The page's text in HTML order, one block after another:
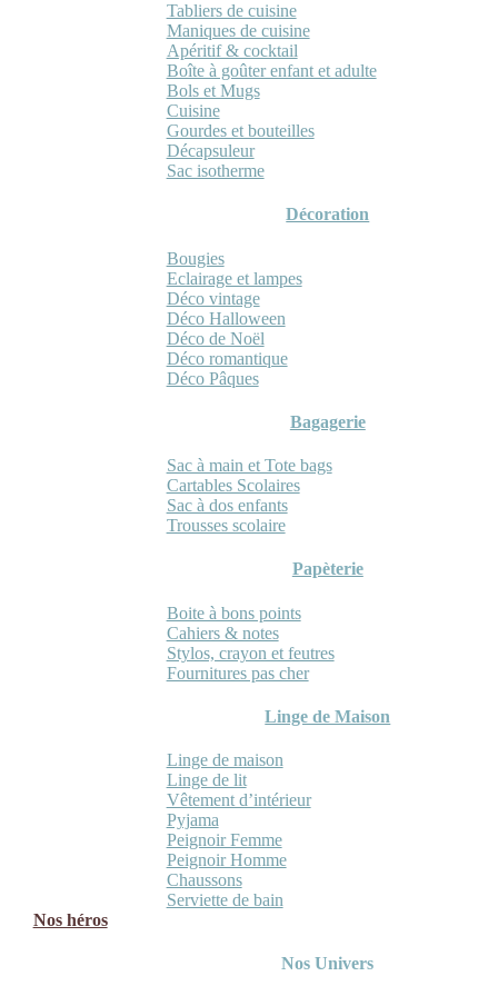
Tabliers de cuisine
Maniques de cuisine
Apéritif & cocktail
Boîte à goûter enfant et adulte
Bols et Mugs
Cuisine
Gourdes et bouteilles
Décapsuleur
Sac isotherme
Décoration
Bougies
Eclairage et lampes
Déco vintage
Déco Halloween
Déco de Noël
Déco romantique
Déco Pâques
Bagagerie
Sac à main et Tote bags
Cartables Scolaires
Sac à dos enfants
Trousses scolaire
Papèterie
Boite à bons points
Cahiers & notes
Stylos, crayon et feutres
Fournitures pas cher
Linge de Maison
Linge de maison
Linge de lit
Vêtement d’intérieur
Pyjama
Peignoir Femme
Peignoir Homme
Chaussons
Serviette de bain
Nos héros
Nos Univers